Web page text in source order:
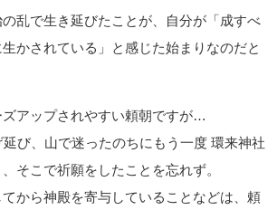
朝の軌跡が残る神社仏閣を多く参拝して
前を見ます。
はよくよく存じていますが…